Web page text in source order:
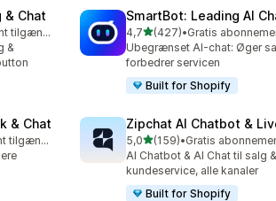
& Chat
Gratis abonnement tilgængeligt
&
SmartBot: Leading AI
4,7ud af 5 stjerner
(427)
427 anmeldelser i alt
•
Ubegrænset AI-chat: Øger
forbedrer servicen
Built for Shopify
& Chat
Gratis abonnement tilgængeligt
Zipchat AI Chatbot &
5,0ud af 5 stjerner
(159)
159 anmeldelser i alt
•
AI Chatbot & AI Chat til salg &
kundeservice, alle kanaler
Built for Shopify